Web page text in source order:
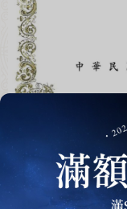
by 小編 2025-
2025丰丹捐
低收戶家庭